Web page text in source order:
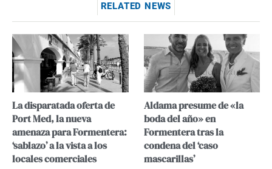
RELATED NEWS
La disparatada oferta de
Port Med, la nueva
amenaza para Formentera:
‘sablazo’ a la vista a los
locales comerciales
Aldama presume de «la
boda del año» en
Formentera tras la
condena del ‘caso
mascarillas’